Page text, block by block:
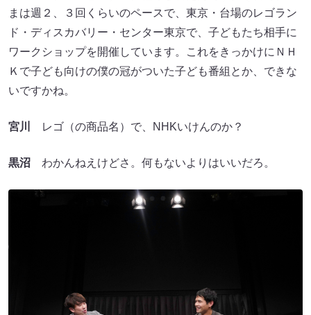
まは週２、３回くらいのペースで、東京・台場のレゴラン
ド・ディスカバリー・センター東京で、子どもたち相手に
ワークショップを開催しています。これをきっかけにＮＨ
Ｋで子ども向けの僕の冠がついた子ども番組とか、できな
いですかね。
宮川 レゴ（の商品名）で、NHKいけんのか？
黒沼 わかんねえけどさ。何もないよりはいいだろ。